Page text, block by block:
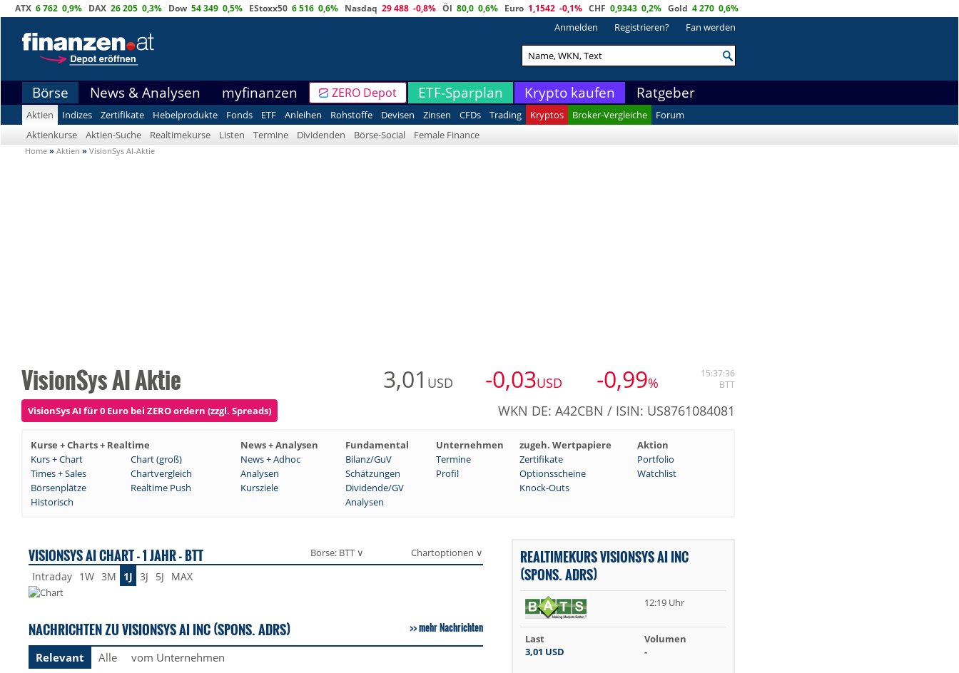
ATX 6 762 0,9% DAX 26 205 0,3% Dow 54 349 0,5% EStoxx50 6 516 0,6% Nasdaq 29 488 -0,8% Öl 80,0 0,6% Euro 1,1542 -0,1% CHF 0,9343 0,2% Gold 4 270 0,6%
Anmelden Registrieren? Fan werden
Börse News & Analysen myfinanzen ZERO Depot ETF-Sparplan Krypto kaufen Ratgeber
Aktien Indizes Zertifikate Hebelprodukte Fonds ETF Anleihen Rohstoffe Devisen Zinsen CFDs Trading Kryptos Broker-Vergleiche
Forum
Aktienkurse
Aktien-Suche Realtimekurse Listen Termine Dividenden Börse-Social Female Finance
Home » Aktien » VisionSys AI-Aktie
VisionSys AI Aktie 3,01 USD -0,03USD -0,99%
15:37:36
BTT
VisionSys AI für 0 Euro bei ZERO ordern (zzgl. Spreads) WKN DE: A42CBN / ISIN: US8761084081
Kurse + Charts + Realtime News + Analysen Fundamental Unternehmen zugeh. Wertpapiere
Aktion
Kurs + Chart
Chart (groß) News + Adhoc Bilanz/GuV Termine Zertifikate
Portfolio
Times + Sales
Chartvergleich Analysen Schätzungen Profil Optionsscheine
Watchlist
Börsenplätze
Realtime Push Kursziele Dividende/GV
Knock-Outs
Historisch
Analysen
VISIONSYS AI CHART - 1 JAHR - BTT Börse: BTT ∨ Chartoptionen ∨
Intraday 1W 3M 1J 3J 5J MAX
NACHRICHTEN ZU VISIONSYS AI INC (SPONS. ADRS) mehr Nachrichten
Relevant Alle vom Unternehmen
REALTIMEKURS VISIONSYS AI INC
(SPONS. ADRS)
12:19 Uhr
Last
3,01 USD
Volumen
-